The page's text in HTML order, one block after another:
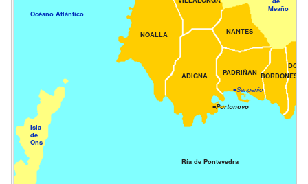
ADIGNA
NOALLA
PADRIÑÁN
NANTES
BORDONES
Ría de Pontevedra
Océano Atlántico
Isla
de
Ons
Meaño
■Portonovo
■Sangenjo